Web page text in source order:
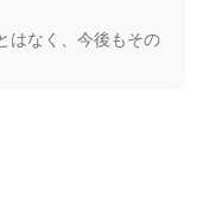
はなく、今後もその